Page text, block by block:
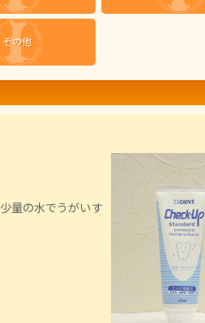
その他
量の水でうがいす